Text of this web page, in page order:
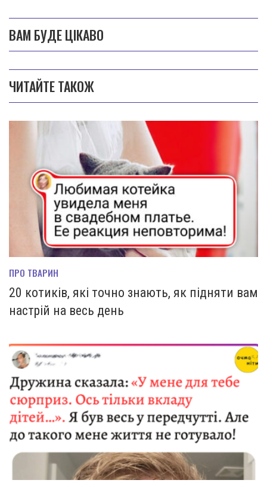
ВАМ БУДЕ ЦІКАВО
ЧИТАЙТЕ ТАКОЖ
ПРО ТВАРИН
20 котиків, які точно знають, як підняти вам
настрій на весь день